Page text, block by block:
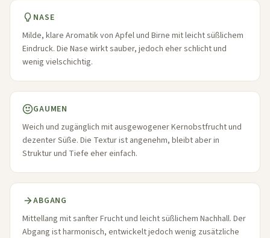
NASE
Milde, klare Aromatik von Apfel und Birne mit leicht süßlichem
Eindruck. Die Nase wirkt sauber, jedoch eher schlicht und
wenig vielschichtig.
GAUMEN
Weich und zugänglich mit ausgewogener Kernobstfrucht und
dezenter Süße. Die Textur ist angenehm, bleibt aber in
Struktur und Tiefe eher einfach.
ABGANG
Mittellang mit sanfter Frucht und leicht süßlichem Nachhall. Der
Abgang ist harmonisch, entwickelt jedoch wenig zusätzliche